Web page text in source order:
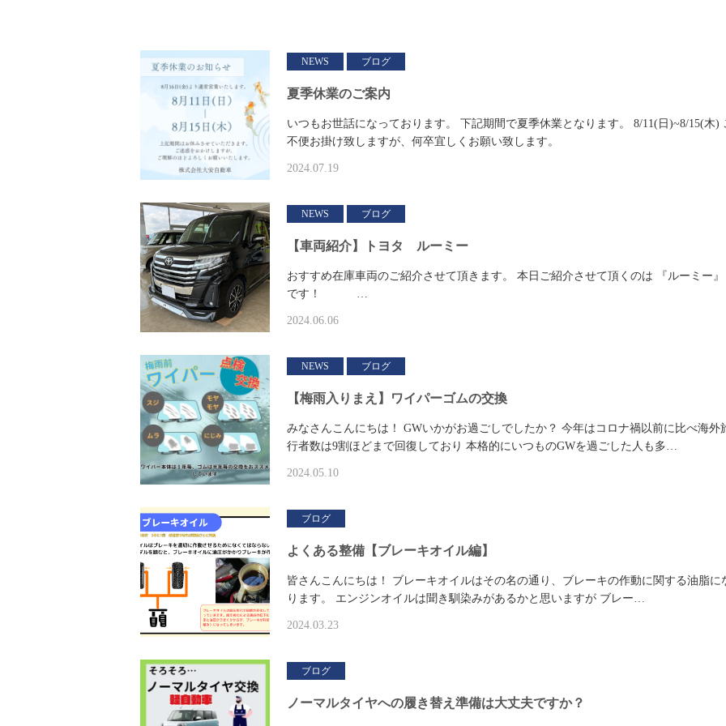
NEWS ブログ
夏季休業のご案内
いつもお世話になっております。 下記期間で夏季休業となります。 8/11(日)~8/15(木)
不便お掛け致しますが、何卒宜しくお願い致します。
2024.07.19
NEWS ブログ
【車両紹介】トヨタ ルーミー
おすすめ在庫車両のご紹介させて頂きます。 本日ご紹介させて頂くのは 『ルーミ
です！ …
2024.06.06
NEWS ブログ
【梅雨入りまえ】ワイパーゴムの交換
みなさんこんにちは！ GWいかがお過ごしでしたか？ 今年はコロナ禍以前に比べ海外
行者数は9割ほどまで回復しており 本格的にいつものGWを過ごした人も多…
2024.05.10
ブログ
よくある整備【ブレーキオイル編】
皆さんこんにちは！ ブレーキオイルはその名の通り、ブレーキの作動に関する油脂に
ります。 エンジンオイルは聞き馴染みがあるかと思いますが ブレー…
2024.03.23
ブログ
ノーマルタイヤへの履き替え準備は大丈夫ですか？